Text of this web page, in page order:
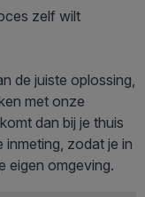
zelf wilt
de juiste oplossing,
met onze
dan bij je thuis
inmeting, zodat je in
eigen omgeving.